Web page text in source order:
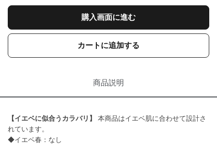
購入画面に進む
カートに追加する
商品説明
【イエベに似合うカラバリ】
本商品はイエベ肌に合わせて設計さ
れています。
◆イエベ春：なし